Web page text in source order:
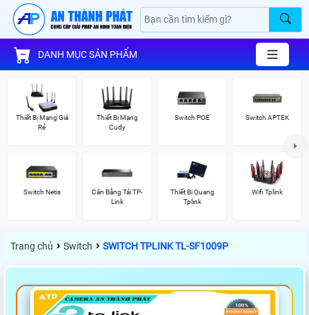
DANH MỤC SẢN PHẨM
Thiết Bị Mạng Giá
Rẻ
Thiết Bị Mạng
Cudy
Switch POE Switch APTEK
Switch Netis
Cân Bằng Tải TP-
Link
Thiết Bị Quang
Tplink
Wifi Tplink
Trang chủ › Switch › SWITCH TPLINK TL-SF1009P